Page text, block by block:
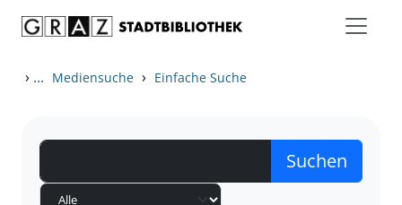
› ... Mediensuche › Einfache Suche